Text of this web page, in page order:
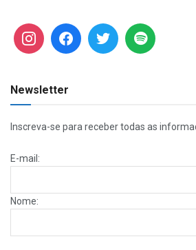
Newsletter
Inscreva-se para receber todas as
E-mail:
Nome: